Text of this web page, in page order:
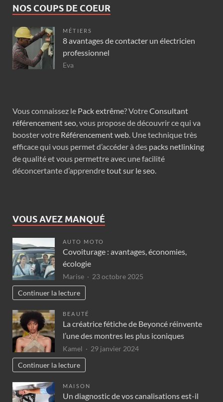
NOS COUPS DE COEUR
MÉTIERS
8 avantages de contacter un électricien
professionnel
Eva
Vous connaissez le Pack extrême? VotreConsultant
référencement seo, vous propose de découvrir ce qui va
booster votre Référencement web. Une technique très
efficace qui vous permet d’accéder à des packs netlinking
de qualité et vous permettre avec une facilité
déconcertante d’apprendretout sur le seo.
VOUS AVEZ MANQUÉ
AUTO MOTO
Covoiturage : avantages, économies,
écologie
Marise
23 octobre 2025
Continuer la lecture
BEAUTÉ
La créatrice fétiche de Beyoncé réinvente
l’une des montres les plus iconiques
Kamel
29 janvier 2024
Continuer la lecture
MAISON
Un diagnostic de vos canalisations est-il